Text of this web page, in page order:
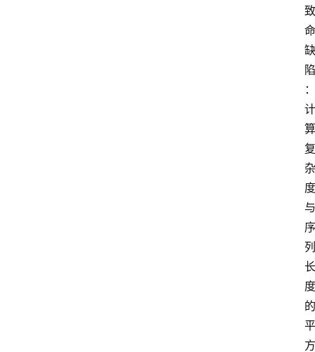
致
命
缺
陷
：
计
算
复
杂
度
与
序
列
长
度
的
平
方